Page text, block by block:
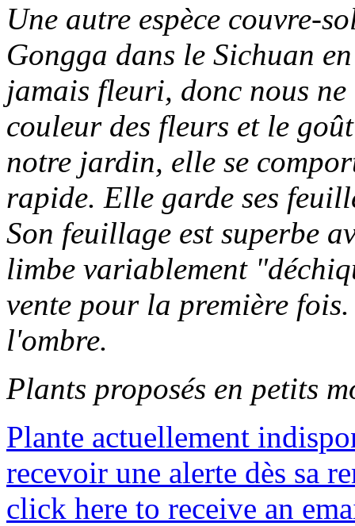
Une autre espèce couvre-
Gongga dans le Sichuan
jamais fleuri, donc nous
couleur des fleurs et le
notre jardin, elle se
rapide. Elle garde ses
Son feuillage est superbe
limbe variablement
vente pour la première
l'ombre.
Plants proposés en petits
Plante actuellement
recevoir une alerte dès sa
click here to receive an